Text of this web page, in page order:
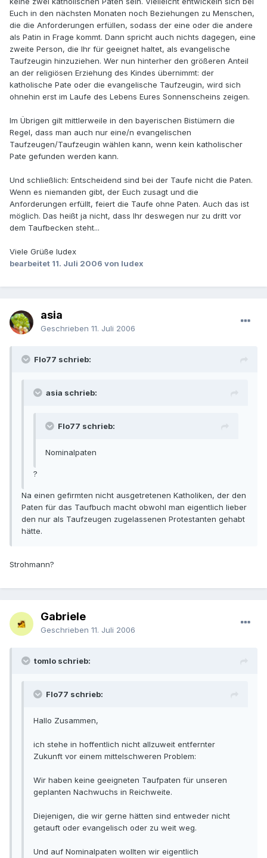
Euch in den nächsten Monaten noch Beziehungen zu Menschen,
die die Anforderungen erfüllen, sodass der eine oder die andere
als Patin in Frage kommt. Dann spricht auch nichts dagegen, eine
zweite Person, die Ihr für geeignet haltet, als evangelische
Taufzeugin hinzuziehen. Wer nun hinterher den größeren Anteil
an der religiösen Erziehung des Kindes übernimmt: der
katholische Pate oder die evangelische Taufzeugin, wird sich
ohnehin erst im Laufe des Lebens Eures Sonnenscheins zeigen.
Im Übrigen gilt mittlerweile in den bayerischen Bistümern die
Regel, dass man auch nur eine/n evangelischen
Taufzeugen/Taufzeugin wählen kann, wenn kein katholischer
Pate gefunden werden kann.
Und schließlich: Entscheidend sind bei der Taufe nicht die Paten.
Wenn es niemanden gibt, der Euch zusagt und die
Anforderungen erfüllt, feiert die Taufe ohne Paten. Auch das ist
möglich. Das heißt ja nicht, dass Ihr deswegen nur zu dritt vor
dem Taufbecken steht...
Viele Grüße Iudex
bearbeitet 11. Juli 2006 von Iudex
asia
Geschrieben 11. Juli 2006
Flo77 schrieb:
asia schrieb:
Flo77 schrieb:
Nominalpaten
?
Na einen gefirmten nicht ausgetretenen Katholiken, der den
Paten für das Taufbuch macht obwohl man eigentlich lieber
den nur als Taufzeugen zugelassenen Protestanten gehabt
hätte.
Strohmann?
Gabriele
Geschrieben 11. Juli 2006
tomlo schrieb:
Flo77 schrieb:
Hallo Zusammen,
ich stehe in hoffentlich nicht allzuweit entfernter
Zukunft vor einem mittelschweren Problem:
Wir haben keine geeigneten Taufpaten für unseren
geplanten Nachwuchs in Reichweite.
Diejenigen, die wir gerne hätten sind entweder nicht
getauft oder evangelisch oder zu weit weg.
Und auf Nominalpaten wollten wir eigentlich